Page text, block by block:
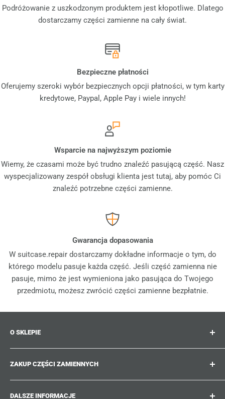
Podróżowanie z uszkodzonym produktem jest kłopotliwe. Dlatego
dostarczamy części zamienne na cały świat.
Bezpieczne płatności
Oferujemy szeroki wybór bezpiecznych opcji płatności, w tym karty
kredytowe, Paypal, Apple Pay i wiele innych!
Wsparcie na najwyższym poziomie
Wiemy, że czasami może być trudno znaleźć pasującą część. Nasz
wyspecjalizowany zespół obsługi klienta jest tutaj, aby pomóc Ci
znaleźć potrzebne części zamienne.
Gwarancja dopasowania
W suitcase.repair dostarczamy dokładne informacje o tym, do
którego modelu pasuje każda część. Jeśli część zamienna nie
pasuje, mimo że jest wymieniona jako pasująca do Twojego
przedmiotu, możesz zwrócić części zamienne bezpłatnie.
O SKLEPIE
zamiennych, akcesoriów i ulepszeń do Twoich
ukochanych walizek, wózków i toreb. W suitcase.repair
możesz robić zakupy z pewnością, że nasze części
ZAKUP CZĘŚCI ZAMIENNYCH
Gdzie mogę znaleźć numer mojego produktu?
DALSZE INFORMACJE